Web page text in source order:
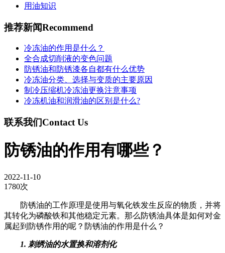
用油知识
推荐新闻Recommend
冷冻油的作用是什么？
全合成切削液的变色问题
防锈油和防锈漆各自都有什么优势
冷冻油分类、选择与变质的主要原因
制冷压缩机冷冻油更换注意事项
冷冻机油和润滑油的区别是什么?
联系我们Contact Us
防锈油的作用有哪些？
2022-11-10
1780次
防锈油的工作原理是使用与氧化铁发生反应的物质，并将
其转化为磷酸铁和其他稳定元素。那么防锈油具体是如何对金
属起到防锈作用的呢？防锈油的作用是什么？
1. 刺绣油的水置换和溶剂化